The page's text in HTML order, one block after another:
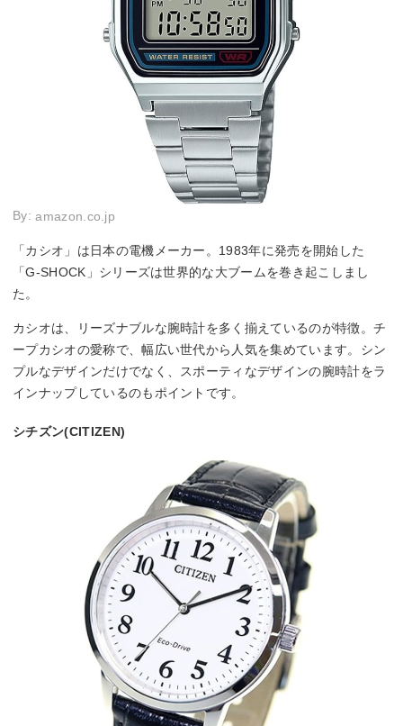
By:amazon.co.jp
「カシオ」は日本の電機メーカー。1983年に発売を開始した
「G-SHOCK」シリーズは世界的な大ブームを巻き起こしまし
た。
カシオは、リーズナブルな腕時計を多く揃えているのが特徴。チ
ープカシオの愛称で、幅広い世代から人気を集めています。シン
プルなデザインだけでなく、スポーティなデザインの腕時計をラ
インナップしているのもポイントです。
シチズン(CITIZEN)